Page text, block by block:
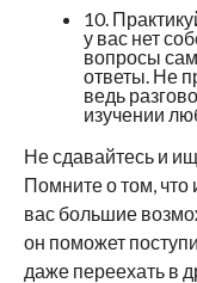
10.
у вас нет
вопросы
ответы. Не
ведь
изучении
Не сдавайтесь и
Помните о том, что
вас большие
он поможет
даже переехать в